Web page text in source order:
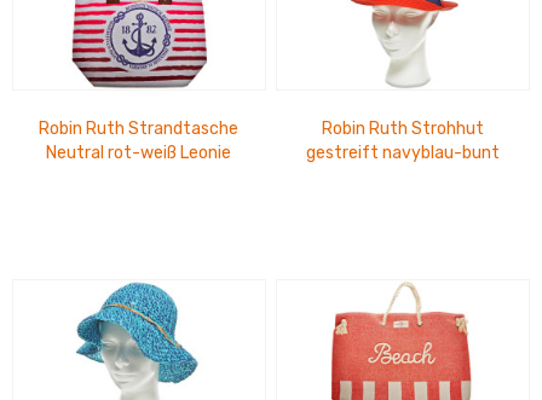
Robin Ruth Strandtasche
Neutral rot-weiß Leonie
Robin Ruth Strohhut
gestreift navyblau-bunt